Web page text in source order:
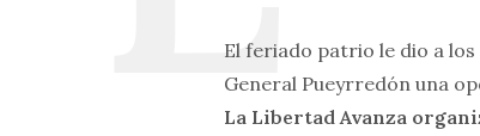
El feriado patrio le dio a
General Pueyrredón una
La Libertad Avanza